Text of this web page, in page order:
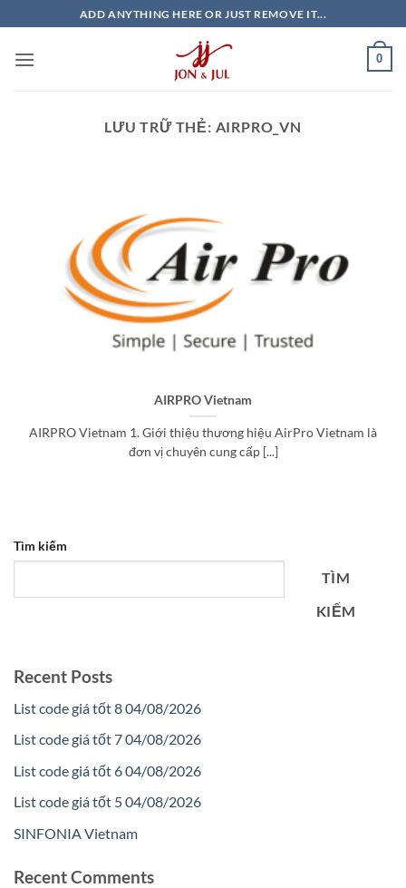
qua
nội
ADD ANYTHING HERE OR JUST REMOVE IT...
0
LƯU TRỮ THẺ: AIRPRO_VN
AIRPRO Vietnam
AIRPRO Vietnam 1. Giới thiệu thương hiệu AirPro Vietnam là
đơn vị chuyên cung cấp [...]
Tìm kiếm
TÌM
KIẾM
Recent Posts
List code giá tốt 8 04/08/2026
List code giá tốt 7 04/08/2026
List code giá tốt 6 04/08/2026
List code giá tốt 5 04/08/2026
SINFONIA Vietnam
Recent Comments